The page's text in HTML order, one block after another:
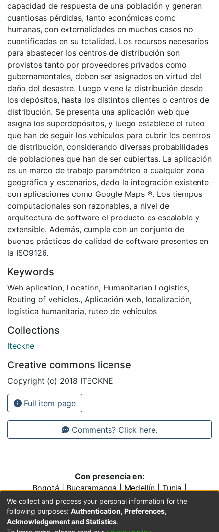
capacidad de respuesta de una población y generan
cuantiosas pérdidas, tanto económicas como
humanas, con externalidades en muchos casos no
cuantificadas en su totalidad. Los recursos necesarios
para abastecer los centros de distribución son
provistos tanto por proveedores privados como
gubernamentales, deben ser asignados en virtud del
daño del desastre. Luego viene la distribución desde
los depósitos, hasta los distintos clientes o centros de
distribución. Se presenta una aplicación web que
asigna los superdepósitos, y luego establece el ruteo
que han de seguir los vehículos para cubrir los centros
de distribución, considerando diversas probabilidades
de poblaciones que han de ser cubiertas. La aplicación
es un marco de trabajo paramétrico a cualquier zona
geográfica y escenarios, dado la integración existente
con aplicaciones como Google Maps ®. Los tiempos
computacionales son razonables, a nivel de
arquitectura de software el producto es escalable y
extensible. Además, cumple con un conjunto de
buenas prácticas de calidad de software presentes en
la ISO9126.
Keywords
Web aplication, Location, Humanitarian Logistics,
Routing of vehicles., Aplicación web, localización,
logística humanitaria, ruteo de vehículos
Collections
Iteckne
Creative commons license
Copyright (c) 2018 ITECKNE
Full item page
Comments? Click here.
Con presencia en:
Bogotá|Bucaramanga|Medellín|Tunja|
Villavicencio|Conventos y Colegios de la Orden de
Predicadores
We collect and process your personal information for the
following purposes: Authentication, Preferences,
Acknowledgement and Statistics.